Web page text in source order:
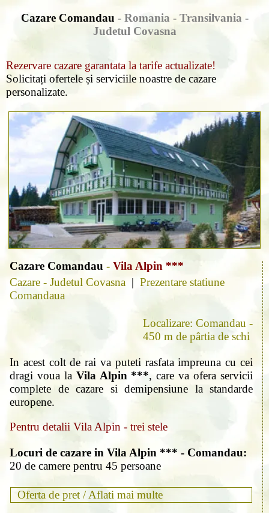
Cazare Comandau - Romania - Transilvania -
Judetul Covasna
Rezervare cazare garantata la tarife actualizate!
Solicitați ofertele și serviciile noastre de cazare
personalizate.
Cazare Comandau - Vila Alpin ***
Cazare - Judetul Covasna | Prezentare statiune
Comandaua
Localizare: Comandau -
450 m de pârtia de schi
In acest colt de rai va puteti rasfata impreuna cu cei
dragi voua la Vila Alpin ***, care va ofera servicii
complete de cazare si demipensiune la standarde
europene.
Pentru detalii Vila Alpin - trei stele
Locuri de cazare in Vila Alpin *** - Comandau:
20 de camere pentru 45 persoane
Oferta de pret / Aflati mai multe